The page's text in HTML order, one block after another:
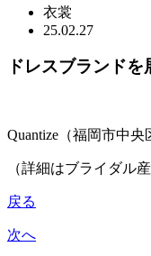
衣裳
25.02.27
ドレスブランド
Quantize（福岡市中
（詳細はブライダル
戻る
次へ